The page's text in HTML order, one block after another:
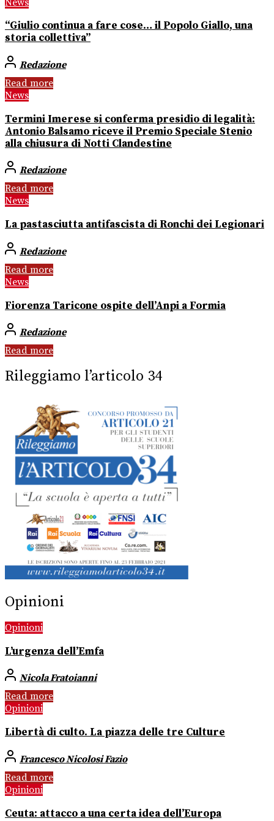
“Giulio continua a fare cose… il Popolo Giallo, una
storia collettiva”
Redazione
Read more
News
Termini Imerese si conferma presidio di legalità:
Antonio Balsamo riceve il Premio Speciale Stenio
alla chiusura di Notti Clandestine
Redazione
Read more
News
La pastasciutta antifascista di Ronchi dei Legionari
Redazione
Read more
News
Fiorenza Taricone ospite dell’Anpi a Formia
Redazione
Read more
Rileggiamo l’articolo 34
Opinioni
Opinioni
L’urgenza dell’Emfa
Nicola Fratoianni
Read more
Opinioni
Libertà di culto. La piazza delle tre Culture
Francesco Nicolosi Fazio
Read more
Opinioni
Ceuta: attacco a una certa idea dell’Europa